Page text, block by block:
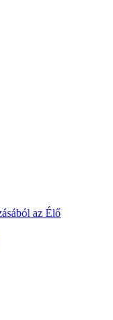
az Élő